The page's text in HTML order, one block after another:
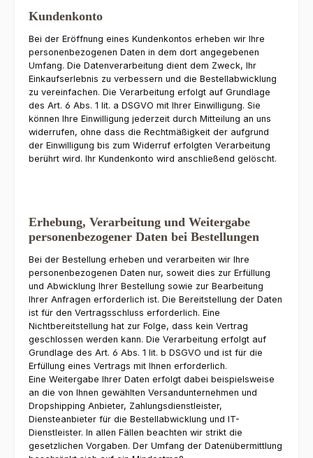
Kundenkonto
Bei der Eröffnung eines Kundenkontos erheben wir Ihre
personenbezogenen Daten in dem dort angegebenen
Umfang. Die Datenverarbeitung dient dem Zweck, Ihr
Einkaufserlebnis zu verbessern und die Bestellabwicklung
zu vereinfachen. Die Verarbeitung erfolgt auf Grundlage
des Art. 6 Abs. 1 lit. a DSGVO mit Ihrer Einwilligung. Sie
können Ihre Einwilligung jederzeit durch Mitteilung an uns
widerrufen, ohne dass die Rechtmäßigkeit der aufgrund
der Einwilligung bis zum Widerruf erfolgten Verarbeitung
berührt wird. Ihr Kundenkonto wird anschließend gelöscht.
Erhebung, Verarbeitung und Weitergabe
personenbezogener Daten bei Bestellungen
Bei der Bestellung erheben und verarbeiten wir Ihre
personenbezogenen Daten nur, soweit dies zur Erfüllung
und Abwicklung Ihrer Bestellung sowie zur Bearbeitung
Ihrer Anfragen erforderlich ist. Die Bereitstellung der Daten
ist für den Vertragsschluss erforderlich. Eine
Nichtbereitstellung hat zur Folge, dass kein Vertrag
geschlossen werden kann. Die Verarbeitung erfolgt auf
Grundlage des Art. 6 Abs. 1 lit. b DSGVO und ist für die
Erfüllung eines Vertrags mit Ihnen erforderlich.
Eine Weitergabe Ihrer Daten erfolgt dabei beispielsweise
an die von Ihnen gewählten Versandunternehmen und
Dropshipping Anbieter, Zahlungsdienstleister,
Diensteanbieter für die Bestellabwicklung und IT-
Dienstleister. In allen Fällen beachten wir strikt die
gesetzlichen Vorgaben. Der Umfang der Datenübermittlung